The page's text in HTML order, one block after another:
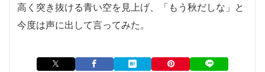
高く突き抜ける青い空を見上げ、「もう秋だしな」と
今度は声に出して言ってみた。